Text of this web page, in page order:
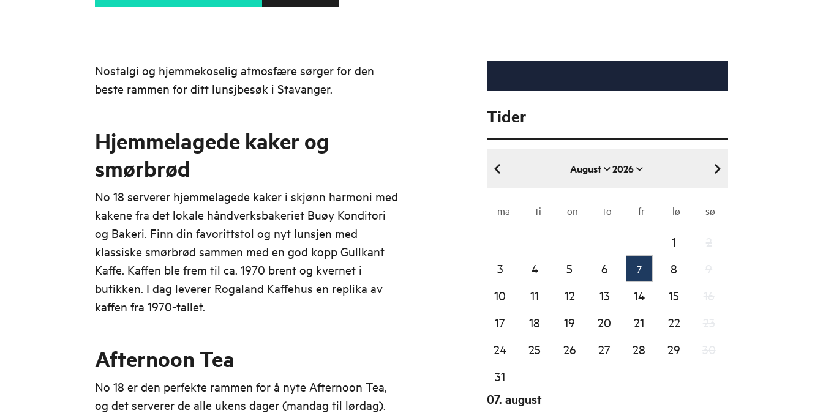
Nostalgi og hjemmekoselig atmosfære sørger for den
beste rammen for ditt lunsjbesøk i Stavanger.
Hjemmelagede kaker og
smørbrød
No 18 serverer hjemmelagede kaker i skjønn harmoni med
kakene fra det lokale håndverksbakeriet Buøy Konditori
og Bakeri. Finn din favorittstol og nyt lunsjen med
klassiske smørbrød sammen med en god kopp Gullkant
Kaffe. Kaffen ble frem til ca. 1970 brent og kvernet i
butikken. I dag leverer Rogaland Kaffehus en replika av
kaffen fra 1970-tallet.
Afternoon Tea
No 18 er den perfekte rammen for å nyte Afternoon Tea,
og det serverer de alle ukens dager (mandag til lørdag).
Tider
August 2026
august 2026
ma ti on to fr lø sø
1
3
4 5 6 7 8
10
11 12 13 14 15
17
18 19 20 21 22
24
25 26 27 28 29
31
07. august